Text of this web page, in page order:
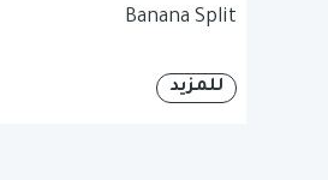
Banana Split
للمزيد